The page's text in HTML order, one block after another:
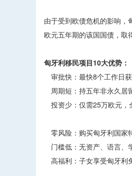
由于受到欧债危机的影响
欧元五年期的该国国债，取
匈牙利移民项目10大优势：
审批快：最快8个工作日
周期短：持五年非永久居
投资少：仅需25万欧元，
零风险：购买匈牙利国家
门槛低：无资产、语言、
高福利：子女享受匈牙利